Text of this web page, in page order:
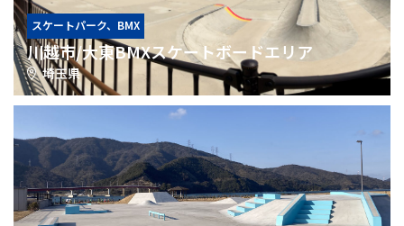
スケートパーク、BMX
川越市/大東BMXスケートボードエリア
埼玉県